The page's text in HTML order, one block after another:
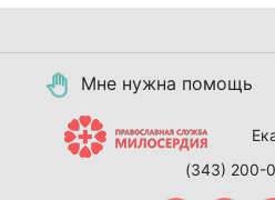
Мне нужна помощь
(343) 200-